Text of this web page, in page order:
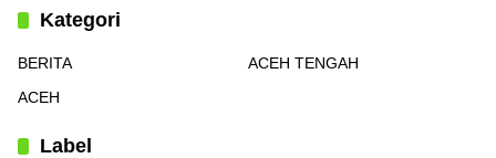
Kategori
BERITA
ACEH TENGAH
ACEH
Label